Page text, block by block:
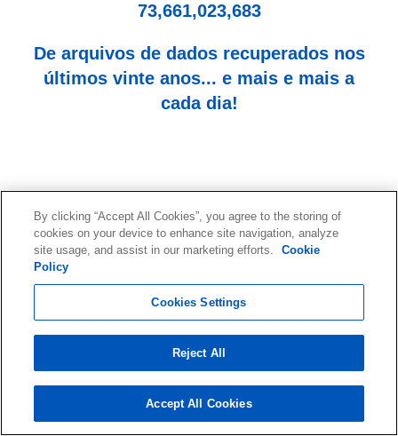
73,661,023,683
De arquivos de dados recuperados nos
últimos vinte anos... e mais e mais a
cada dia!
Comece sua recuperação de
dados agora com uma
consulta gratuita.
Entre em contato com nossa equipe de
Iniciar a Recuperação de Dados
By clicking “Accept All Cookies”, you agree to the storing of
cookies on your device to enhance site navigation, analyze
site usage, and assist in our marketing efforts.
Cookie
Policy
Cookies Settings
Reject All
Accept All Cookies